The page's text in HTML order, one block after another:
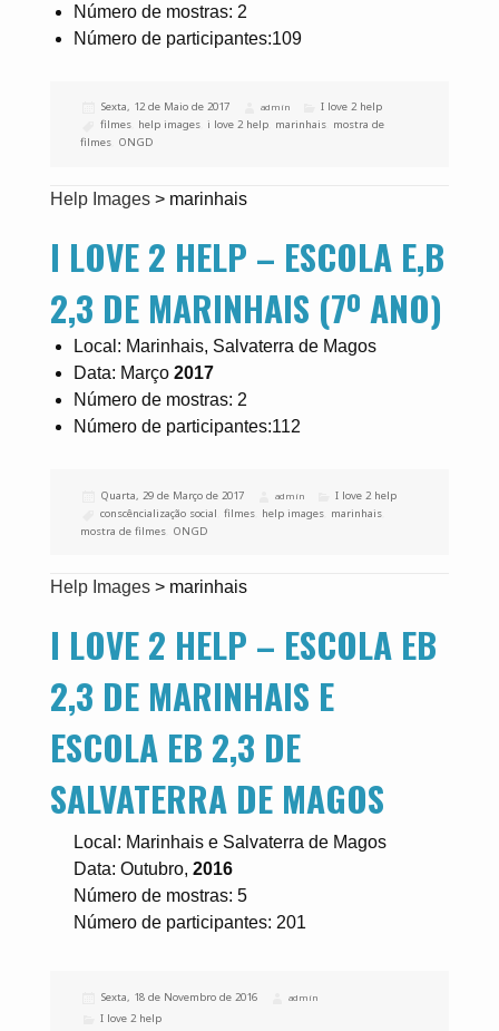
Número de mostras: 2
Número de participantes:109
Publicado
a
Sexta, 12 de Maio de 2017 Autor
admin Categorias
I love 2 help
Etiquetas
filmes help images i love 2 help marinhais mostra de
filmes ONGD
Help Images> marinhais
I LOVE 2 HELP – ESCOLA E,B
2,3 DE MARINHAIS (7º ANO)
Local: Marinhais, Salvaterra de Magos
Data: Março2017
Número de mostras: 2
Número de participantes:112
Publicado
Quarta, 29 de Março de 2017 Autor
admin Categorias
I love 2 help
Etiquetas
conscêncialização social ,filmes help images marinhais
mostra de filmes ONGD
Help Images> marinhais
I LOVE 2 HELP – ESCOLA EB
2,3 DE MARINHAIS E
ESCOLA EB 2,3 DE
SALVATERRA DE MAGOS
Local: Marinhais e Salvaterra de Magos
Data: Outubro,2016
Número de mostras: 5
Número de participantes: 201
Publicado
Sexta, 18 de Novembro de 2016 Autor
admin
Categorias
I love 2 help